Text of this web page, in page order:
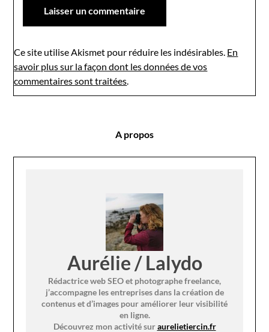
Ce site utilise Akismet pour réduire les indésirables. En
savoir plus sur la façon dont les données de vos
commentaires sont traitées.
A propos
Aurélie / Lalydo
Rédactrice web SEO et photographe freelance,
j’accompagne les entreprises dans la création de
contenus et d’images pour améliorer leur visibilité
en ligne.
Découvrez mon activité suraurelietiercin.fr